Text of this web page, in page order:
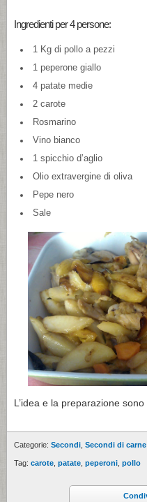
Ingredienti per 4 persone:
1 Kg di pollo a pezzi
1 peperone giallo
4 patate medie
2 carote
Rosmarino
Vino bianco
1 spicchio d’aglio
Olio extravergine di oliva
Pepe nero
Sale
L’idea e la preparazione sono
Categorie: Secondi Secondi di carne
Tag: carote patate peperoni pollo